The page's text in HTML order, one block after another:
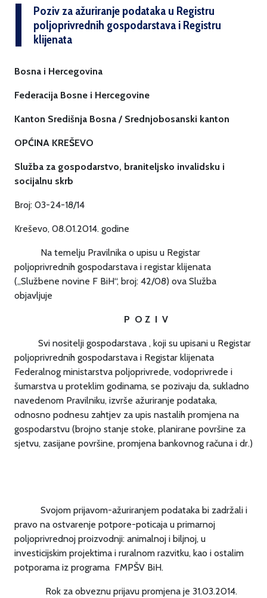
Poziv za ažuriranje podataka u Registru
poljoprivrednih gospodarstava i Registru
klijenata
Bosna i Hercegovina
Federacija Bosne i Hercegovine
Kanton Središnja Bosna / Srednjobosanski kanton
OPĆINA KREŠEVO
Služba za gospodarstvo, braniteljsko invalidsku i
socijalnu skrb
Broj: 03-24-18/14
Kreševo, 08.01.2014. godine
Na temelju Pravilnika o upisu u Registar
poljoprivrednih gospodarstava i registar klijenata
(„Službene novine F BiH“, broj: 42/08) ova Služba
objavljuje
P O Z I V
Svi nositelji gospodarstava , koji su upisani u Registar
poljoprivrednih gospodarstava i Registar klijenata
Federalnog ministarstva poljoprivrede, vodoprivrede i
šumarstva u proteklim godinama, se pozivaju da, sukladno
navedenom Pravilniku, izvrše ažuriranje podataka,
odnosno podnesu zahtjev za upis nastalih promjena na
gospodarstvu (brojno stanje stoke, planirane površine za
sjetvu, zasijane površine, promjena bankovnog računa i dr.)
Svojom prijavom-ažuriranjem podataka bi zadržali i
pravo na ostvarenje potpore-poticaja u primarnoj
poljoprivrednoj proizvodnji: animalnoj i biljnoj, u
investicijskim projektima i ruralnom razvitku, kao i ostalim
potporama iz programa FMPŠV BiH.
Rok za obveznu prijavu promjena je 31.03.2014.